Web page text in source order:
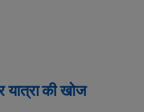
की खोज